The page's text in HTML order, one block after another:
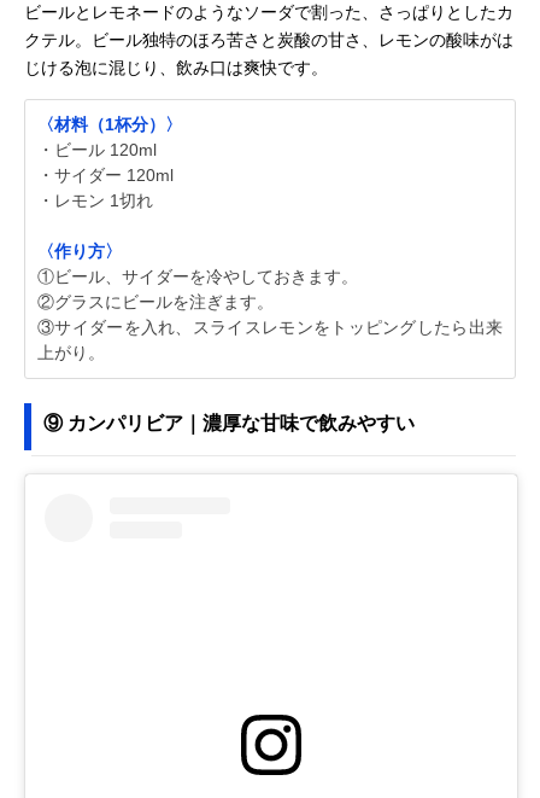
ビールとレモネードのようなソーダで割った、さっぱりとしたカ
クテル。ビール独特のほろ苦さと炭酸の甘さ、レモンの酸味がは
じける泡に混じり、飲み口は爽快です。
〈材料（1杯分）〉
・ビール 120ml
・サイダー 120ml
・レモン 1切れ
〈作り方〉
①ビール、サイダーを冷やしておきます。
②グラスにビールを注ぎます。
③サイダーを入れ、スライスレモンをトッピングしたら出来
上がり。
⑨ カンパリビア｜濃厚な甘味で飲みやすい